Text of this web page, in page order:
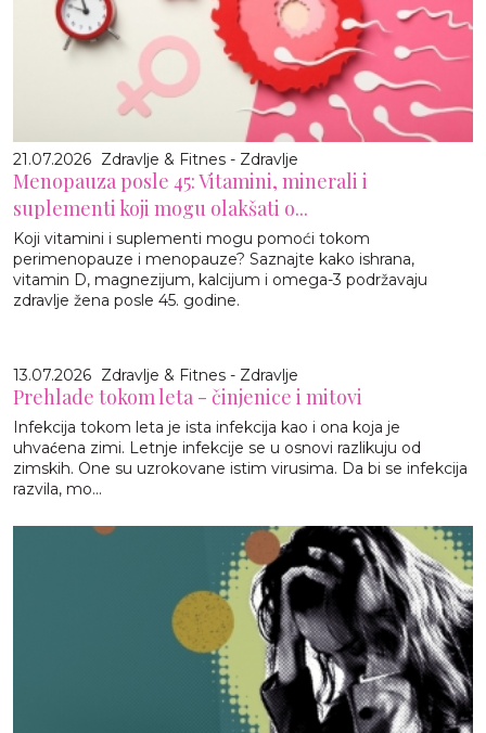
21.07.2026 Zdravlje & Fitnes - Zdravlje
Menopauza posle 45: Vitamini, minerali i
suplementi koji mogu olakšati o...
Koji vitamini i suplementi mogu pomoći tokom
perimenopauze i menopauze? Saznajte kako ishrana,
vitamin D, magnezijum, kalcijum i omega-3 podržavaju
zdravlje žena posle 45. godine.
13.07.2026 Zdravlje & Fitnes - Zdravlje
Prehlade tokom leta - činjenice i mitovi
Infekcija tokom leta je ista infekcija kao i ona koja je
uhvaćena zimi. Letnje infekcije se u osnovi razlikuju od
zimskih. One su uzrokovane istim virusima. Da bi se infekcija
razvila, mo...